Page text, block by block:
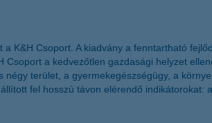
K&H Csoport. A kiadvány a fenntartható
a kedvezőtlen gazdasági helyzet
terület, a gyermekegészségügy, a
fel hosszú távon elérendő indikátorokat: